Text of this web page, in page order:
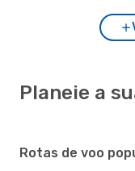
Planeie a
Rotas de voo